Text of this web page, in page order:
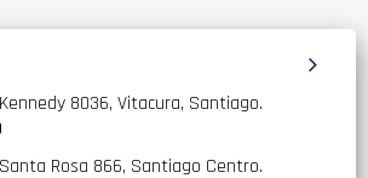
8036, Vitacura, Santiago.
Rosa 866, Santiago Centro.